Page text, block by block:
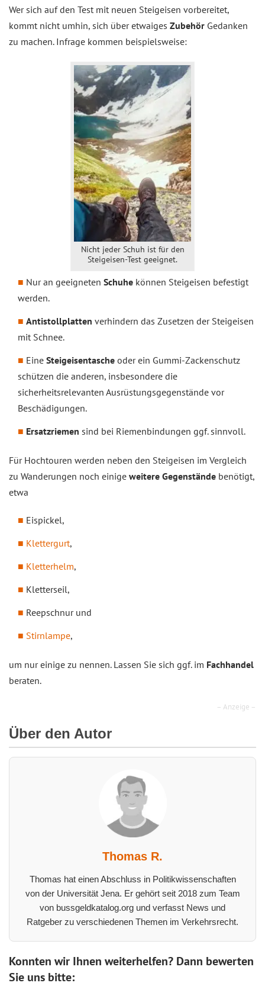
Wer sich auf den Test mit neuen Steigeisen vorbereitet,
kommt nicht umhin, sich über etwaiges Zubehör Gedanken
zu machen. Infrage kommen beispielsweise:
Nicht jeder Schuh ist für den
Steigeisen-Test geeignet.
Nur an geeigneten Schuhe können Steigeisen befestigt
werden.
Antistollplatten verhindern das Zusetzen der Steigeisen
mit Schnee.
Eine Steigeisentasche oder ein Gummi-Zackenschutz
schützen die anderen, insbesondere die
sicherheitsrelevanten Ausrüstungsgegenstände vor
Beschädigungen.
Ersatzriemen sind bei Riemenbindungen ggf. sinnvoll.
Für Hochtouren werden neben den Steigeisen im Vergleich
zu Wanderungen noch einige weitere Gegenstände benötigt,
etwa
Eispickel,
Klettergurt,
Kletterhelm,
Kletterseil,
Reepschnur und
Stirnlampe,
um nur einige zu nennen. Lassen Sie sich ggf. im Fachhandel
beraten.
– Anzeige –
Über den Autor
Thomas R.
Thomas hat einen Abschluss in Politikwissenschaften
von der Universität Jena. Er gehört seit 2018 zum Team
von bussgeldkatalog.org und verfasst News und
Ratgeber zu verschiedenen Themen im Verkehrsrecht.
Konnten wir Ihnen weiterhelfen? Dann bewerten
Sie uns bitte: